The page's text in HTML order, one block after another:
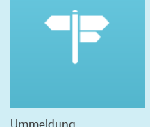
Ummeldung